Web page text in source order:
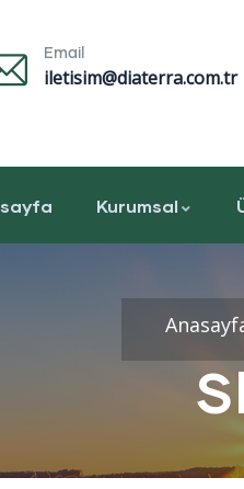
Email
iletisim@diaterra.com.tr
Kurumsal